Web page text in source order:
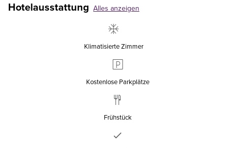
Hotelausstattung Alles anzeigen
Klimatisierte Zimmer
Kostenlose Parkplätze
Frühstück